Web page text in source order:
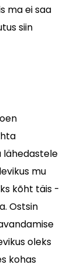
ma ei saa
siin
lähedastele
mu
kõht täis -
Ostsin
oleks
kohas